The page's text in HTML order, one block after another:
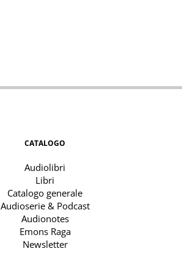
CATALOGO
Audiolibri
Libri
Catalogo generale
Audioserie & Podcast
Audionotes
Emons Raga
Newsletter